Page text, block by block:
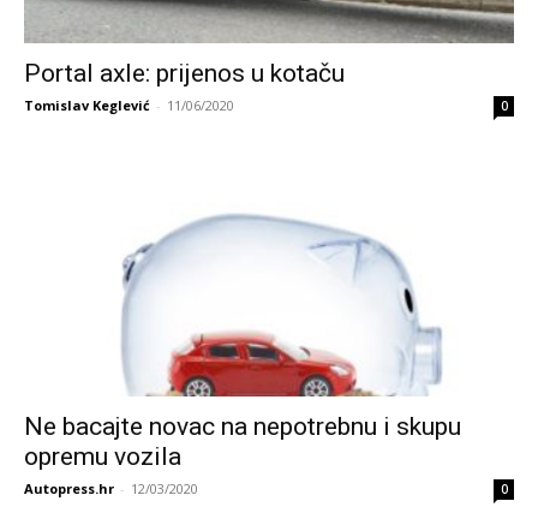
Portal axle: prijenos u kotaču
Tomislav Keglević - 11/06/2020 0
Ne bacajte novac na nepotrebnu i skupu
opremu vozila
Autopress.hr - 12/03/2020 0